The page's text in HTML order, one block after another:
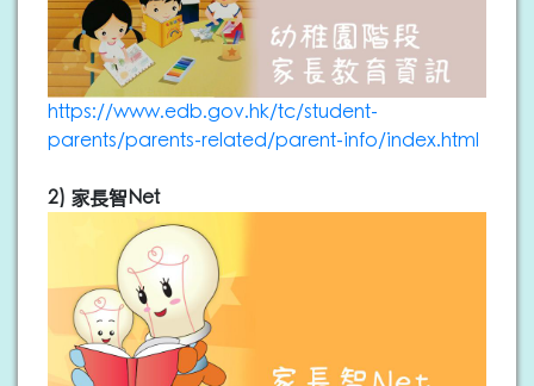
https://www.edb.gov.hk/tc/student-
parents/parents-related/parent-info/index.html
2) 家長智Net